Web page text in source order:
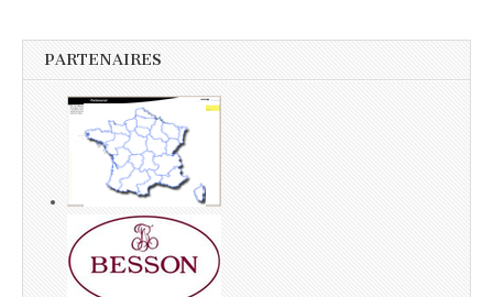
PARTENAIRES